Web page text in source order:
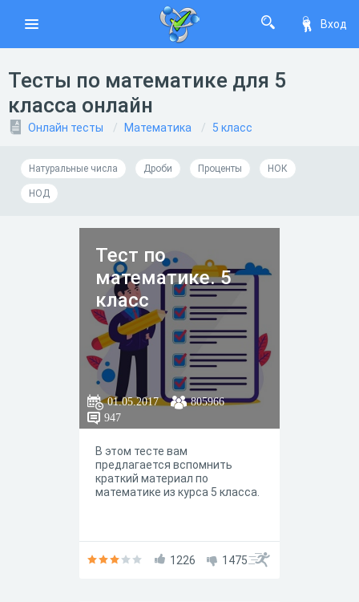
Вход
Тесты по математике для 5
класса онлайн
Онлайн тесты Математика 5 класс
Натуральные числа Дроби Проценты НОК
НОД
Тест по
математике. 5
класс
01.05.2017
805966
947
В этом тесте вам
предлагается вспомнить
краткий материал по
математике из курса 5 класса.
1226 1475